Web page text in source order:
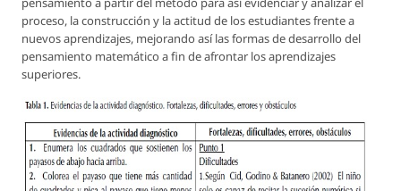
proceso, la construcción y la actitud de los estudiantes frente a
nuevos aprendizajes, mejorando así las formas de desarrollo del
pensamiento matemático a fin de afrontar los aprendizajes
superiores.